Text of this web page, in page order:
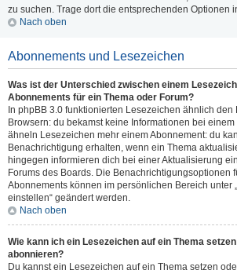
zu suchen. Trage dort die entsprechenden Optionen
Nach oben
Abonnements und Lesezeichen
Was ist der Unterschied zwischen einem
Abonnements für ein Thema oder Forum?
In phpBB 3.0 funktionierten Lesezeichen ähnlich
Browsern: du bekamst keine Informationen bei
ähneln Lesezeichen mehr einem Abonnement: du
Benachrichtigung erhalten, wenn ein Thema
hingegen informieren dich bei einer Aktualisierung
Forums des Boards. Die Benachrichtigungsoptionen
Abonnements können im persönlichen Bereich unter
einstellen“ geändert werden.
Nach oben
Wie kann ich ein Lesezeichen auf ein Thema
abonnieren?
Du kannst ein Lesezeichen auf ein Thema setzen